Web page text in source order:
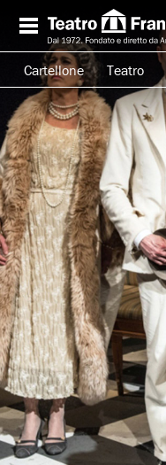
Cartellone Teatro